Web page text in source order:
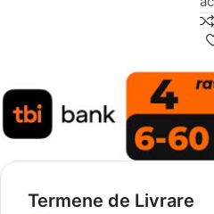
Termene de Livrare